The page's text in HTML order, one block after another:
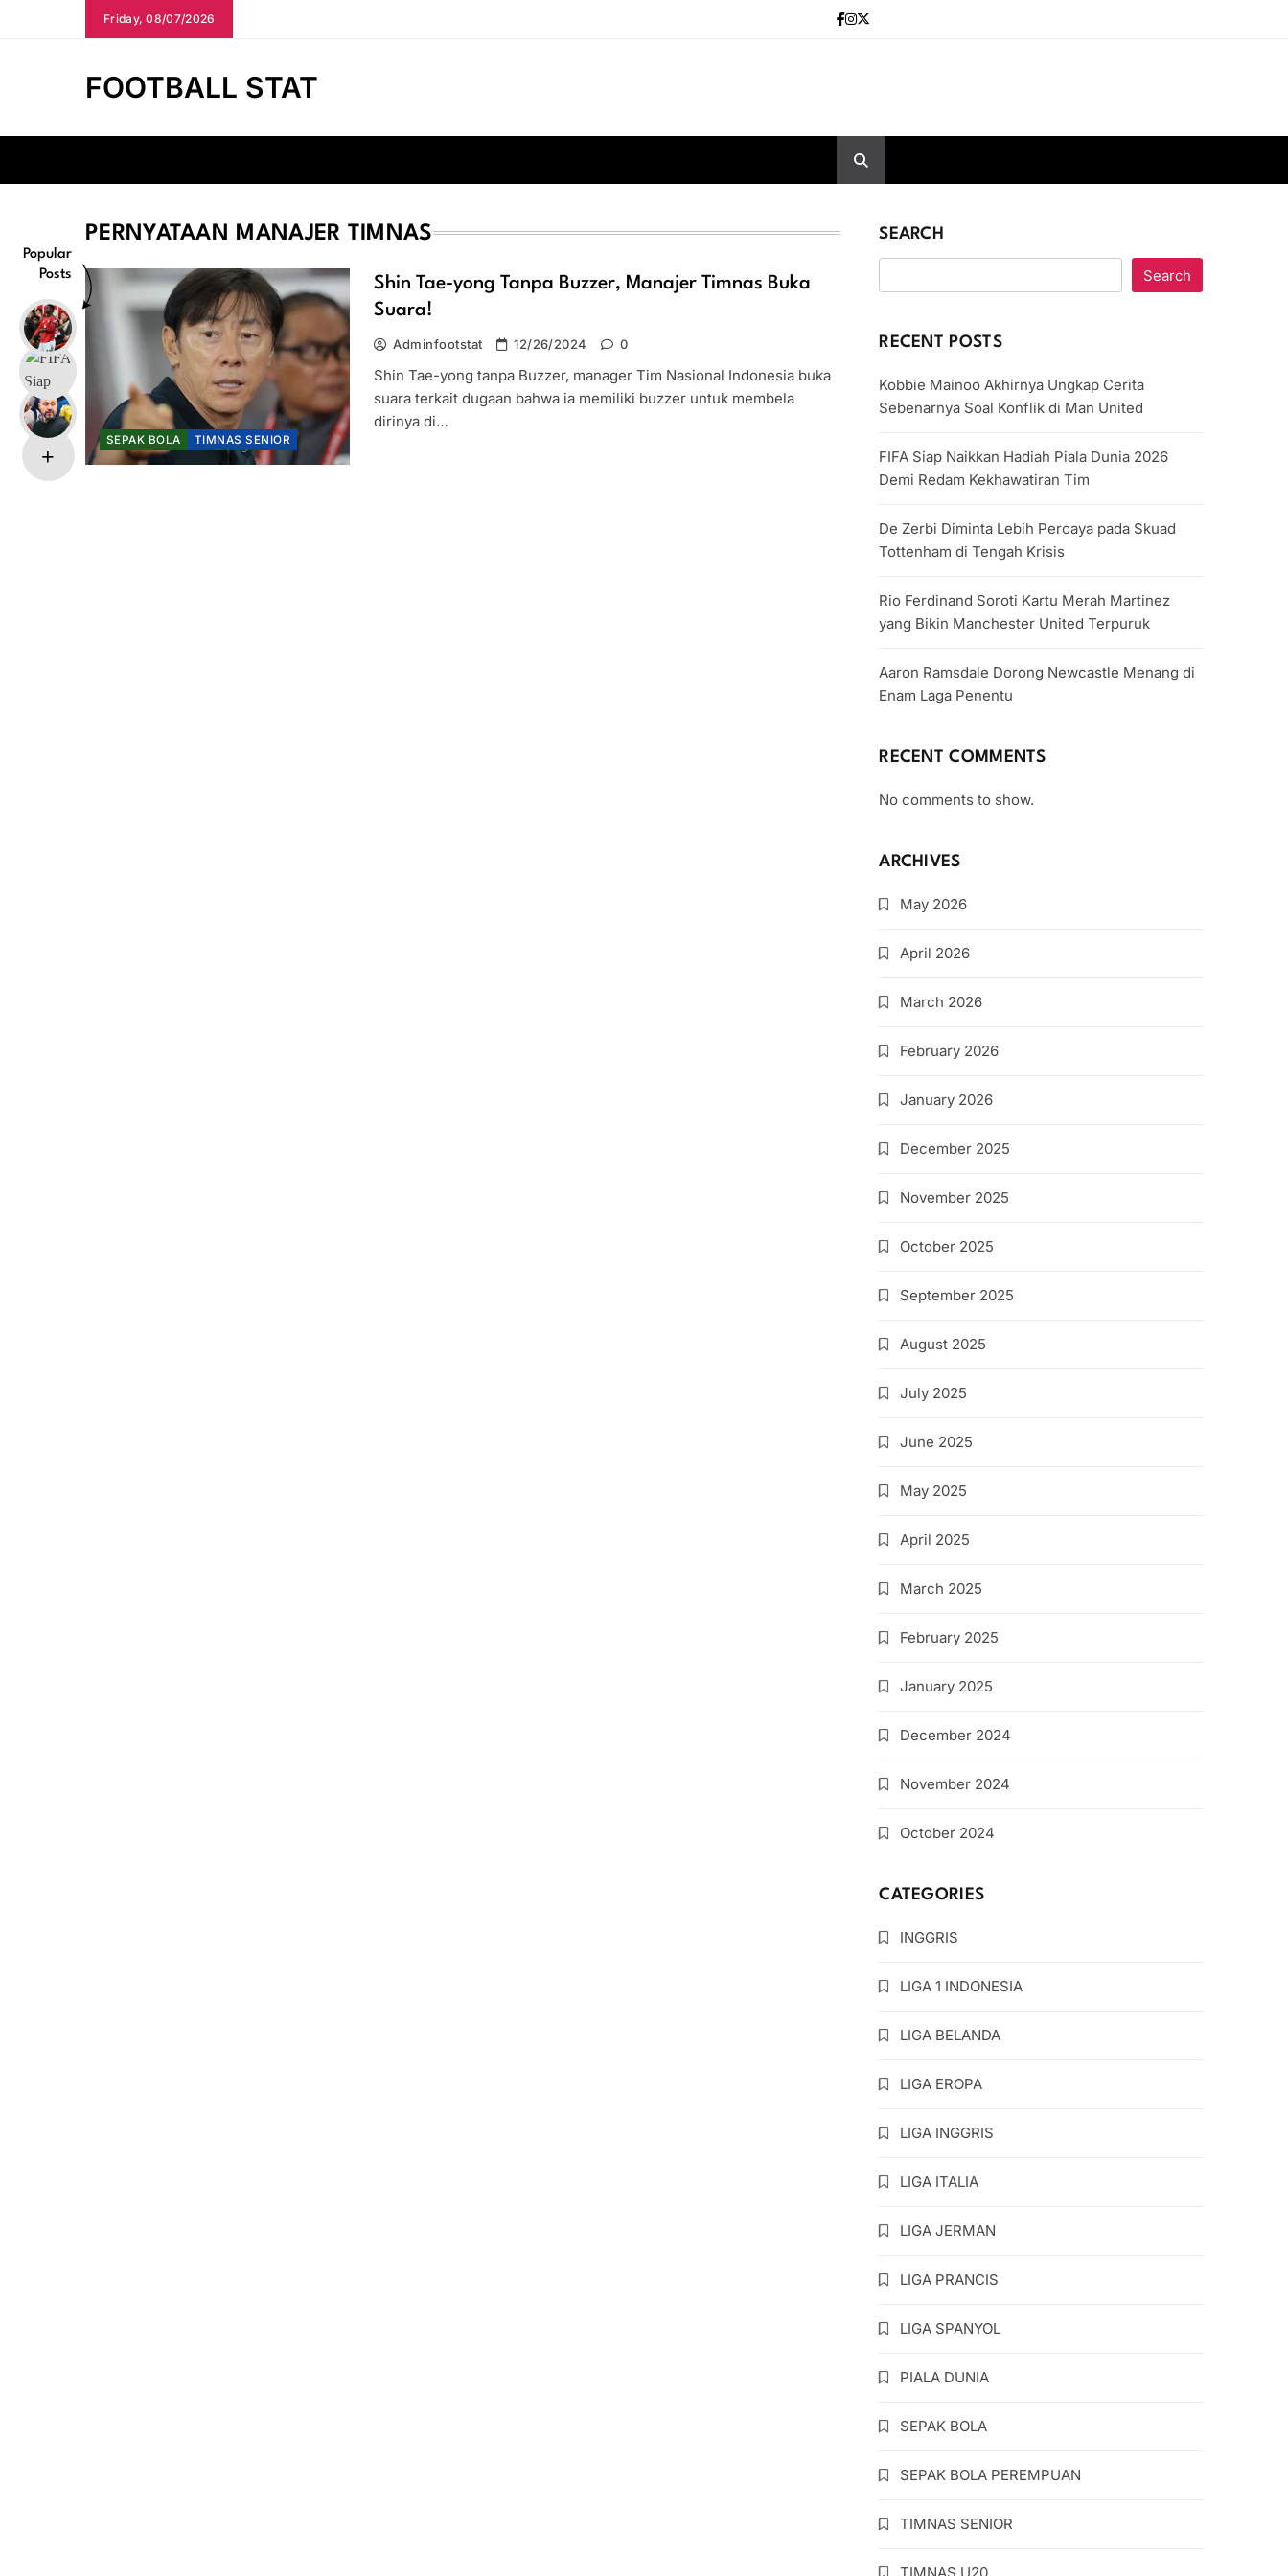
Friday, 08/07/2026
FOOTBALL STAT
Popular
Posts
PERNYATAAN MANAJER TIMNAS
SEPAK BOLA TIMNAS SENIOR
Shin Tae-yong Tanpa Buzzer, Manajer Timnas Buka
Suara!
Adminfootstat 12/26/2024 0
Shin Tae-yong tanpa Buzzer, manager Tim Nasional Indonesia buka
suara terkait dugaan bahwa ia memiliki buzzer untuk membela
dirinya di…
SEARCH
Search
RECENT POSTS
Kobbie Mainoo Akhirnya Ungkap Cerita
Sebenarnya Soal Konflik di Man United
FIFA Siap Naikkan Hadiah Piala Dunia 2026
Demi Redam Kekhawatiran Tim
De Zerbi Diminta Lebih Percaya pada Skuad
Tottenham di Tengah Krisis
Rio Ferdinand Soroti Kartu Merah Martinez
yang Bikin Manchester United Terpuruk
Aaron Ramsdale Dorong Newcastle Menang di
Enam Laga Penentu
RECENT COMMENTS
No comments to show.
ARCHIVES
May 2026
April 2026
March 2026
February 2026
January 2026
December 2025
November 2025
October 2025
September 2025
August 2025
July 2025
June 2025
May 2025
April 2025
March 2025
February 2025
January 2025
December 2024
November 2024
October 2024
CATEGORIES
INGGRIS
LIGA 1 INDONESIA
LIGA BELANDA
LIGA EROPA
LIGA INGGRIS
LIGA ITALIA
LIGA JERMAN
LIGA PRANCIS
LIGA SPANYOL
PIALA DUNIA
SEPAK BOLA
SEPAK BOLA PEREMPUAN
TIMNAS SENIOR